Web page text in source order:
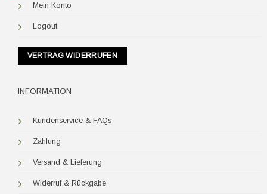
Mein Konto
Logout
VERTRAG WIDERRUFEN
INFORMATION
Kundenservice & FAQs
Zahlung
Versand & Lieferung
Widerruf & Rückgabe